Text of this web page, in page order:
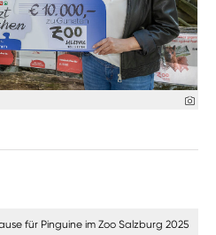
für Pinguine im Zoo Salzburg 2025